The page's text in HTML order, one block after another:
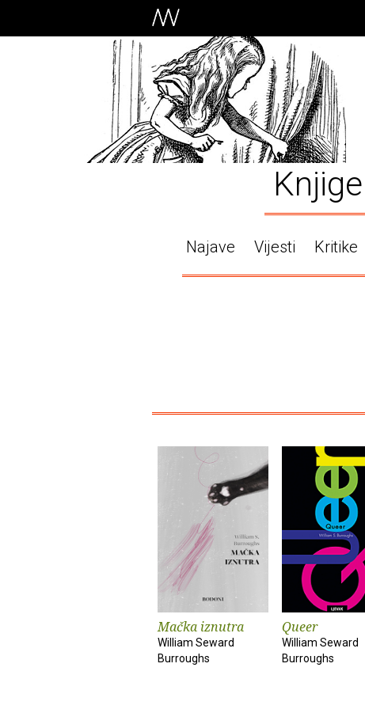
Knjige
Najave Vijesti Kritike
Mačka iznutra
William Seward
Burroughs
Queer
William Seward
Burroughs